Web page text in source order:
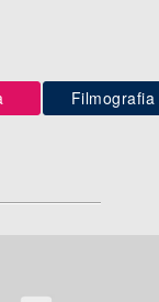
Filmografia